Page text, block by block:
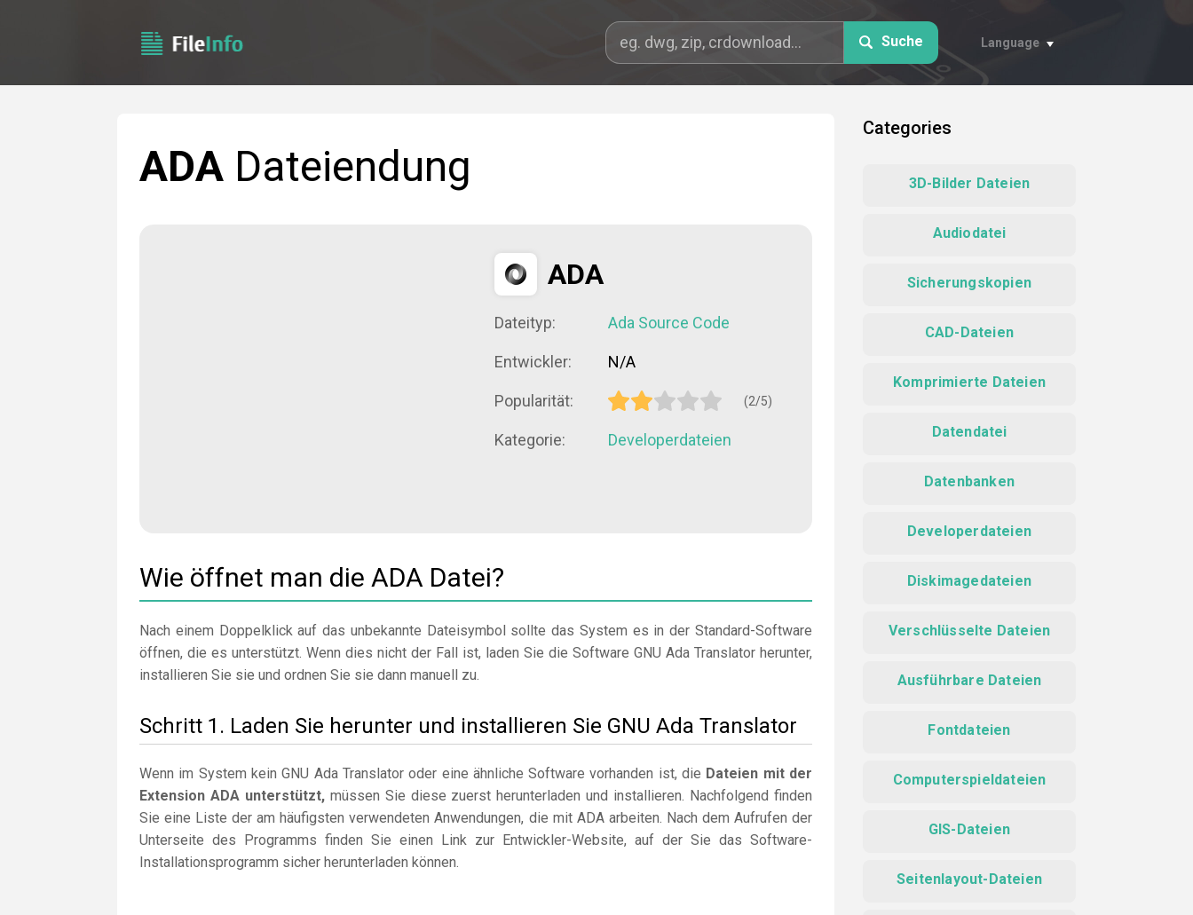
Suche Language
ADA Dateiendung
ADA
Dateityp: Ada Source Code
Entwickler: N/A
Popularität: (2/5)
Kategorie: Developerdateien
Wie öffnet man die ADA Datei?
Nach einem Doppelklick auf das unbekannte Dateisymbol sollte das System es in der Standard-Software
öffnen, die es unterstützt. Wenn dies nicht der Fall ist, laden Sie die Software GNU Ada Translator herunter,
installieren Sie sie und ordnen Sie sie dann manuell zu.
Schritt 1. Laden Sie herunter und installieren Sie GNU Ada Translator
Wenn im System kein GNU Ada Translator oder eine ähnliche Software vorhanden ist, die Dateien mit der
Extension ADA unterstützt,müssen Sie diese zuerst herunterladen und installieren. Nachfolgend finden
Sie eine Liste der am häufigsten verwendeten Anwendungen, die mit ADA arbeiten. Nach dem Aufrufen der
Unterseite des Programms finden Sie einen Link zur Entwickler-Website, auf der Sie das Software-
Installationsprogramm sicher herunterladen können.
Categories
3D-Bilder Dateien
Audiodatei
Sicherungskopien
CAD-Dateien
Komprimierte Dateien
Datendatei
Datenbanken
Developerdateien
Diskimagedateien
Verschlüsselte Dateien
Ausführbare Dateien
Fontdateien
Computerspieldateien
GIS-Dateien
Seitenlayout-Dateien